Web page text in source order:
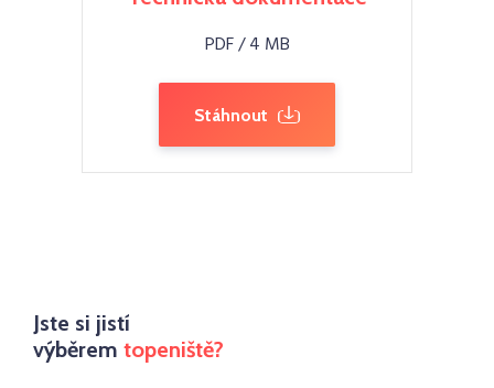
PDF / 4 MB
Stáhnout
Jste si jistí
výběrem topeniště?